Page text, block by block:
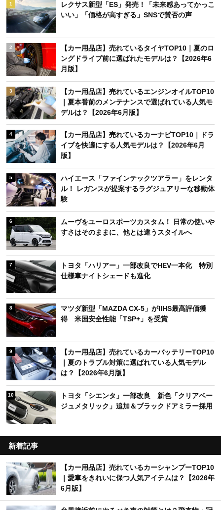
1
レクサス新型「ES」発売！「未来感あってかっこ
いい」「価格が高すぎる」SNSで賛否の声
2
【カー用品店】売れているタイヤTOP10｜夏のロ
ングドライブ前に選ばれたモデルは？【2026年6
月版】
3
【カー用品店】売れているエンジンオイルTOP10
｜夏本番前のメンテナンスで選ばれている人気モ
デルは？【2026年6月版】
4
【カー用品店】売れているカーナビTOP10｜ドラ
イブを快適にする人気モデルは？【2026年6月
版】
5
ハイエース「ファインテックツアラー」をレンタ
ル！ レガンスが提案するラグジュアリーな移動体
験
6
ムーヴをユーロスポーツカスタム！ 日常の使いや
すさはそのままに、他とは違うスタイルへ
7
トヨタ「ハリアー」一部改良でHEV一本化 特別
仕様車ナイトシェードも進化
8
マツダ新型「MAZDA CX-5」がIIHS最高評価獲
得 米国安全性能「TSP+」を受賞
9
【カー用品店】売れているカーバッテリーTOP10
｜夏のトラブル対策に選ばれている人気モデル
は？【2026年6月版】
10
トヨタ「シエンタ」一部改良 新色「クリアベー
ジュメタリック」追加＆ブラックドアミラー採用
新着記事
【カー用品店】売れているカーシャンプーTOP10
｜愛車をきれいに保つ人気アイテムは？【2026年
6月版】